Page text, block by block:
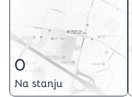
0
Na stanju